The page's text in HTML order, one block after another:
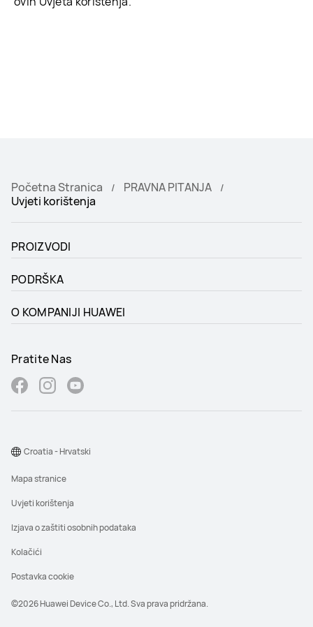
Početna Stranica
PRAVNA PITANJA
Uvjeti korištenja
PROIZVODI
PODRŠKA
O KOMPANIJI HUAWEI
Pratite Nas
©2026 Huawei Device Co., Ltd. Sva prava pridržana.
Mapa stranice
Uvjeti korištenja
Izjava o zaštiti osobnih podataka
Kolačići
Postavka cookie
Croatia - Hrvatski